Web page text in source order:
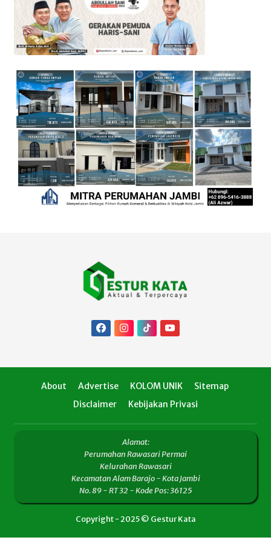
About Advertise KOLOM UNIK
Sitemap
Disclaimer
Kebijakan Privasi
Alamat:
Perumahan Rawasari Permai
Kelurahan Rawasari
Kecamatan Alam Barajo - Kota Jambi
No. 89 - RT 32 - Kode Pos: 36125
Copyright - 2025 © Gestur Kata